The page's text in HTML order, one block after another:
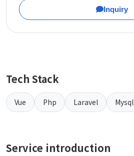
Inquiry
Tech Stack
Vue Php Laravel Mysql
Service introduction